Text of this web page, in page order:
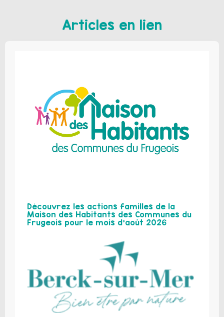
Articles en lien
Découvrez les actions familles de la
Maison des Habitants des Communes du
Frugeois pour le mois d’août 2026